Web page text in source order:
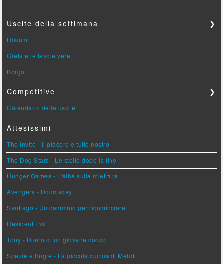
Uscite della settimana ❯
Hokum
Greta e le favole vere
Borgo
Competitive ❯
Calendario delle uscite
Attesissimi
The Invite - Il piacere è tutto nostro
The Dog Stars - Le stelle dopo la fine
Hunger Games - L'alba sulla mietitura
Avengers - Doomsday
Santiago - Un cammino per ricominciare
Resident Evil
Tony - Diario di un giovane cuoco
Spezie e Bugie - La piccola cucina di Mehdi